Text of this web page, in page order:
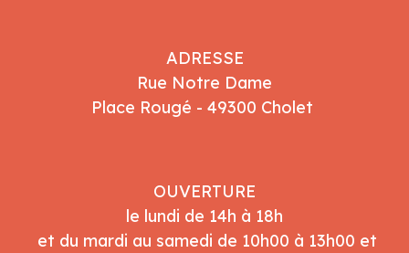
ADRESSE
Rue Notre Dame
Place Rougé - 49300 Cholet
OUVERTURE
le lundi de 14h à 18h
et du mardi au samedi de 10h00 à 13h00 et